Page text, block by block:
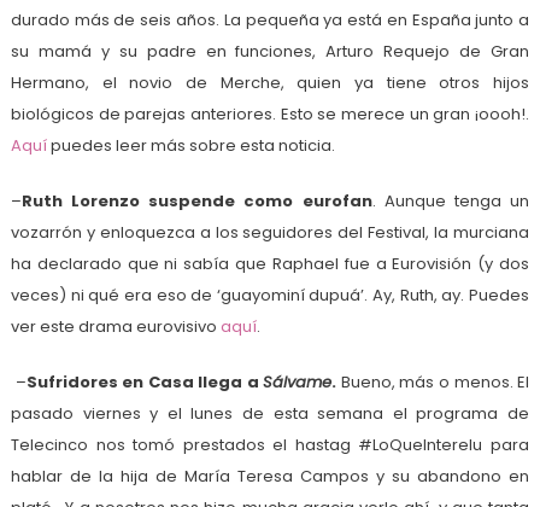
durado más de seis años. La pequeña ya está en España junto a
su mamá y su padre en funciones, Arturo Requejo de Gran
Hermano, el novio de Merche, quien ya tiene otros hijos
biológicos de parejas anteriores. Esto se merece un gran ¡oooh!.
Aquípuedes leer más sobre esta noticia.
–Ruth Lorenzo suspende como eurofan. Aunque tenga un
vozarrón y enloquezca a los seguidores del Festival, la murciana
ha declarado que ni sabía que Raphael fue a Eurovisión (y dos
veces) ni qué era eso de ‘guayominí dupuá’. Ay, Ruth, ay. Puedes
ver este drama eurovisivo aquí.
–Sufridores en Casa llega aSálvame. Bueno, más o menos. El
pasado viernes y el lunes de esta semana el programa de
Telecinco nos tomó prestados el hastag #LoQueInterelu para
hablar de la hija de María Teresa Campos y su abandono en